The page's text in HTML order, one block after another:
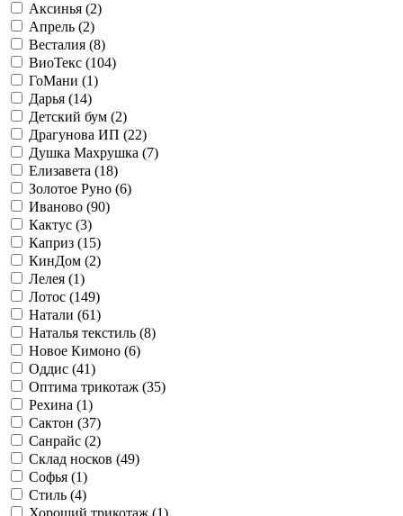
Аксинья (2)
Апрель (2)
Весталия (8)
ВиоТекс (104)
ГоМани (1)
Дарья (14)
Детский бум (2)
Драгунова ИП (22)
Душка Махрушка (7)
Елизавета (18)
Золотое Руно (6)
Иваново (90)
Кактус (3)
Каприз (15)
КинДом (2)
Лелея (1)
Лотос (149)
Натали (61)
Наталья текстиль (8)
Новое Кимоно (6)
Оддис (41)
Оптима трикотаж (35)
Рехина (1)
Сактон (37)
Санрайс (2)
Склад носков (49)
Софья (1)
Стиль (4)